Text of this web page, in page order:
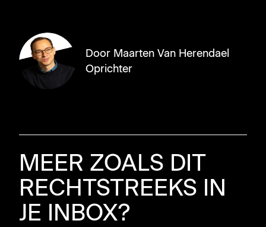
Door Maarten Van Herendael
Oprichter
MEER ZOALS DIT
RECHTSTREEKS IN
JE INBOX?